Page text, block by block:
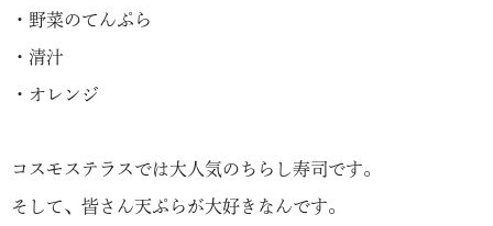
・野菜のてんぷら
・清汁
・オレンジ
コスモステラスでは大人気のちらし寿司です。
そして、皆さん天ぷらが大好きなんです。